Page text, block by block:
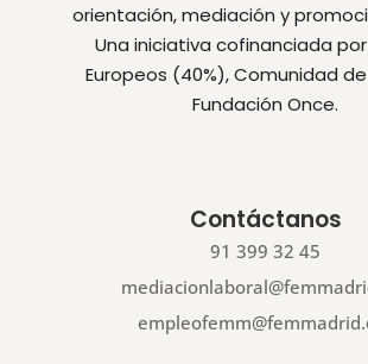
orientación, mediación y
Una iniciativa cofinanciada
Europeos (40%), Comunidad
Fundación Once.
Contáctanos
91 399 32 45